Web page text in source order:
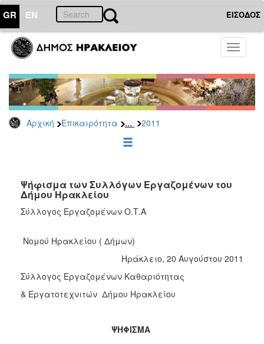
GR EN ΕΙΣΟΔΟΣ
Toggle
Αρχική Επικαιρότητα ... 2011
ΕΠΙΚΑΙΡΟΤΗΤΑ
Τύπου
Αρχείο
2026
2025
2022
2021
2020
2019
2017
Ψήφισμα των Συλλόγων Εργαζομένων του
Δήμου Ηρακλείου
Σύλλογος Εργαζομένων Ο.Τ.Α
Νομού Ηρακλείου ( Δήμων)
Ηράκλειο, 20 Αυγούστου 2011
Σύλλογος Εργαζομένων Καθαριότητας
& Εργατοτεχνιτών Δήμου Ηρακλείου
ΨΗΦΙΣΜΑ